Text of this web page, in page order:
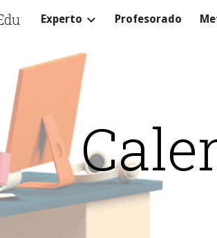
Skip to main content
Experto Profesorado